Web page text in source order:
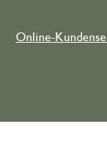
Online-